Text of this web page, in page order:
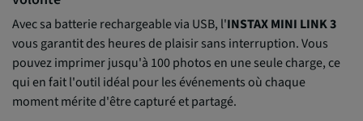
Avec sa batterie rechargeable via USB, l'INSTAXMINI LINK 3
vous garantit des heures de plaisir sans interruption. Vous
pouvez imprimer jusqu'à 100 photos en une seule charge, ce
qui en fait l'outil idéal pour les événements où chaque
moment mérite d'être capturé et partagé.